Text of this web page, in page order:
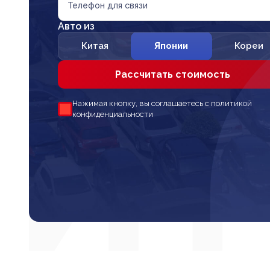
Телефон для связи
Авто из
Китая Японии Кореи
Рассчитать стоимость
Нажимая кнопку, вы соглашаетесь с политикой
конфиденциальности